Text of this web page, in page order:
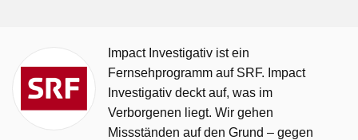
Impact Investigativ ist ein
Fernsehprogramm auf SRF. Impact
Investigativ deckt auf, was im
Verborgenen liegt. Wir gehen
Missständen auf den Grund – gegen